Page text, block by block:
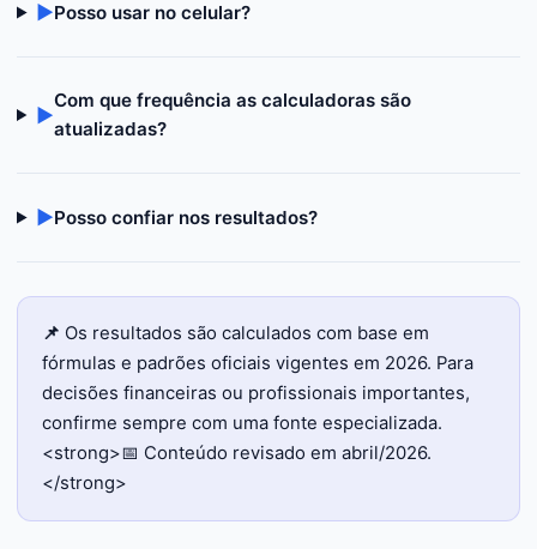
▶Posso usar no celular?
▶
Com que frequência as calculadoras são
atualizadas?
▶Posso confiar nos resultados?
📌 Os resultados são calculados com base em
fórmulas e padrões oficiais vigentes em 2026. Para
decisões financeiras ou profissionais importantes,
confirme sempre com uma fonte especializada.
<strong>📅 Conteúdo revisado em abril/2026.
</strong>